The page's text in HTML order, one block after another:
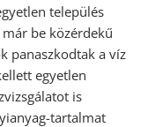
település
be közérdekű
panaszkodtak a víz
egyetlen
is
tartalmat